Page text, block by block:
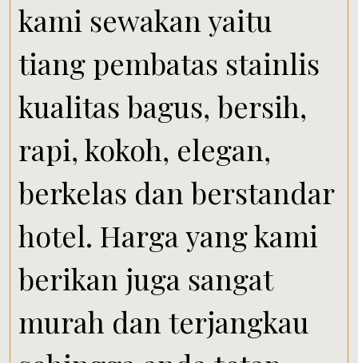
kami sewakan yaitu
tiang pembatas stainlis
kualitas bagus, bersih,
rapi, kokoh, elegan,
berkelas dan berstandar
hotel. Harga yang kami
berikan juga sangat
murah dan terjangkau